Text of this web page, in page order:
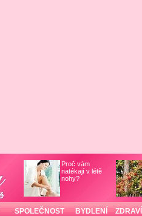
Proč vám
natékají v létě
nohy?
SPOLEČNOST BYDLENÍ ZDRAVÍ